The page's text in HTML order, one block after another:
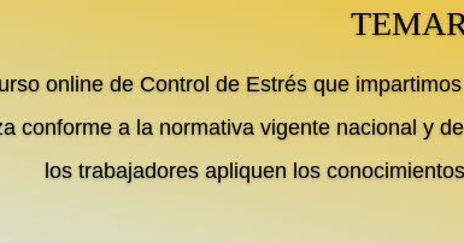
online de Control de Estrés que
conforme a la normativa vigente nacional y
los trabajadores apliquen los